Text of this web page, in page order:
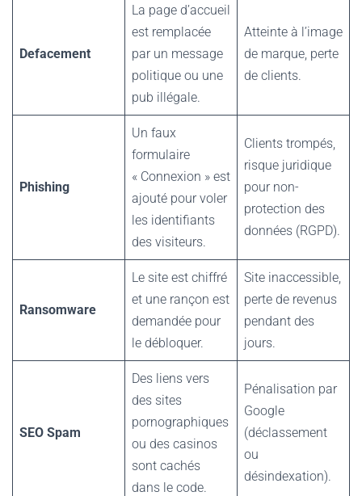
Defacement
La page d’accueil
est remplacée
par un message
politique ou une
pub illégale.
Atteinte à l’image
de marque, perte
de clients.
Phishing
Un faux
formulaire
« Connexion » est
ajouté pour voler
les identifiants
des visiteurs.
Clients trompés,
risque juridique
pour non-
protection des
données (RGPD).
Ransomware
Le site est chiffré
et une rançon est
demandée pour
le débloquer.
Site inaccessible,
perte de revenus
pendant des
jours.
SEO Spam
Des liens vers
des sites
pornographiques
ou des casinos
sont cachés
dans le code.
Pénalisation par
Google
(déclassement
ou
désindexation).